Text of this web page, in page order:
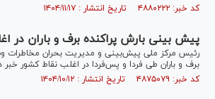
کد خبر: ۴۸۸۰۲۲۲ تاریخ انتشار : ۱۴۰۴/۱۱/۱۷
پیش بینی بارش پراکنده برف و باران در
رئیس مرکز ملی پیش‌بینی و مدیریت بحران مخاطرات
برف و باران طی فردا و پس‌فردا در اغلب نقاط کشور خبر
کد خبر: ۴۸۷۵۰۷۹ تاریخ انتشار : ۱۴۰۴/۱۰/۱۲